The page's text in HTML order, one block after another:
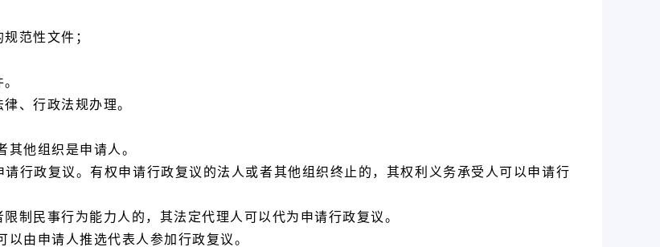
范性文件；
、行政法规办理。
他组织是申请人。
行政复议。有权申请行政复议的法人或者其他组织终止的，其权利义务承受人可以申请行
制民事行为能力人的，其法定代理人可以代为申请行政复议。
由申请人推选代表人参加行政复议。